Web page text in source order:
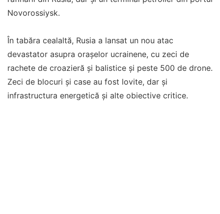
Novorossiysk.
În tabăra cealaltă, Rusia a lansat un nou atac
devastator asupra orașelor ucrainene, cu zeci de
rachete de croazieră și balistice și peste 500 de drone.
Zeci de blocuri și case au fost lovite, dar și
infrastructura energetică și alte obiective critice.